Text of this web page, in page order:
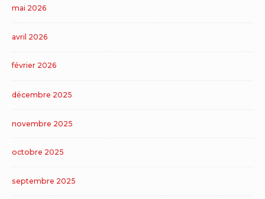
mai 2026
avril 2026
février 2026
décembre 2025
novembre 2025
octobre 2025
septembre 2025